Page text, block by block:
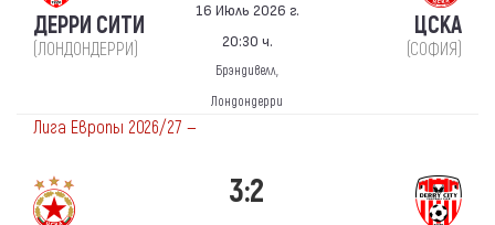
ДЕРРИ СИТИ
(ЛОНДОНДЕРРИ)
16 Июль 2026 г.
20:30 ч.
Брэндивелл,
Лондондерри
ЦСКА
(СОФИЯ)
Лига Европы 2026/27 —
3:2